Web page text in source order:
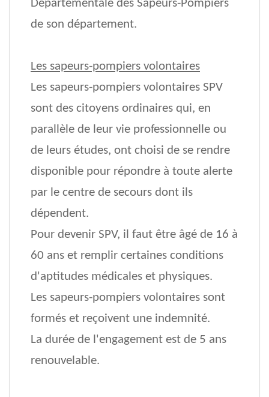
Départementale des Sapeurs-Pompiers
de son département.
Les sapeurs-pompiers volontaires
Les sapeurs-pompiers volontaires SPV
sont des citoyens ordinaires qui, en
parallèle de leur vie professionnelle ou
de leurs études, ont choisi de se rendre
disponible pour répondre à toute alerte
par le centre de secours dont ils
dépendent.
Pour devenir SPV, il faut être âgé de 16 à
60 ans et remplir certaines conditions
d'aptitudes médicales et physiques.
Les sapeurs-pompiers volontaires sont
formés et reçoivent une indemnité.
La durée de l'engagement est de 5 ans
renouvelable.